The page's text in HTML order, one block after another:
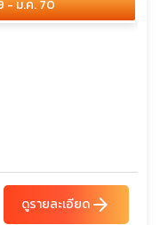
- ม.ค. 70
ดูรายละเอียดarrow_forward